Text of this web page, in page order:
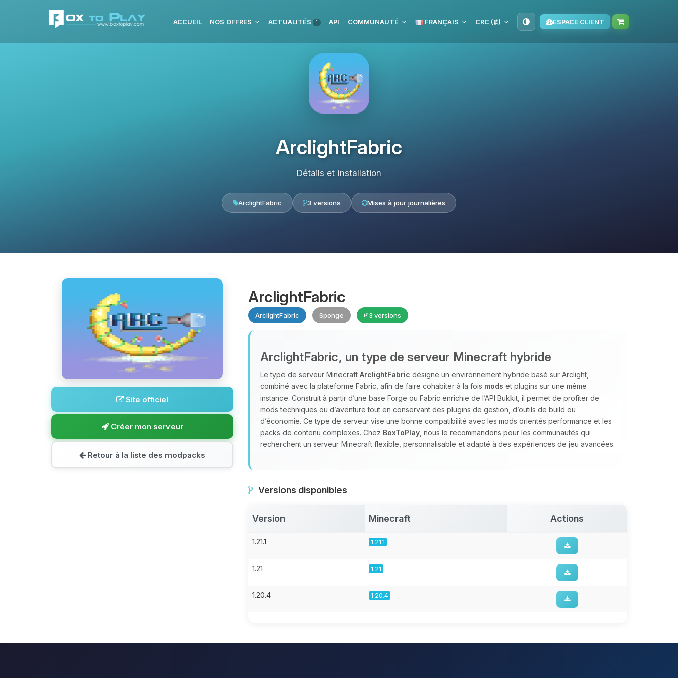
ACCUEIL NOS OFFRES ACTUALITÉS 1 API COMMUNAUTÉ FRANÇAIS CRC (₡) ESPACE CLIENT
ArclightFabric
Détails et installation
ArclightFabric 3 versions Mises à jour journalières
Site officiel
Créer mon serveur
Retour à la liste des modpacks
ArclightFabric
ArclightFabric Sponge 3 versions
ArclightFabric, un type de serveur Minecraft hybride
Le type de serveur Minecraft ArclightFabric désigne un environnement hybride basé sur Arclight,
combiné avec la plateforme Fabric, afin de faire cohabiter à la fois mods et plugins sur une même
instance. Construit à partir d’une base Forge ou Fabric enrichie de l’API Bukkit, il permet de profiter de
mods techniques ou d’aventure tout en conservant des plugins de gestion, d’outils de build ou
d’économie. Ce type de serveur vise une bonne compatibilité avec les mods orientés performance et les
packs de contenu complexes. Chez BoxToPlay , nous le recommandons pour les communautés qui
recherchent un serveur Minecraft flexible, personnalisable et adapté à des expériences de jeu avancées.
Versions disponibles
Version Minecraft Actions
1.21.1 1.21.1
1.21 1.21
1.20.4 1.20.4